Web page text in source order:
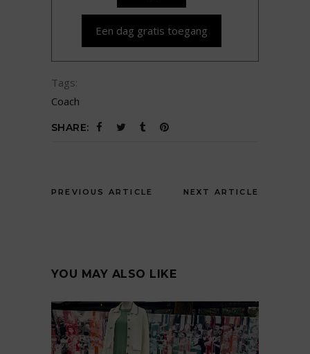
Een dag gratis toegang
Tags:
Coach
SHARE:
PREVIOUS ARTICLE NEXT ARTICLE
YOU MAY ALSO LIKE